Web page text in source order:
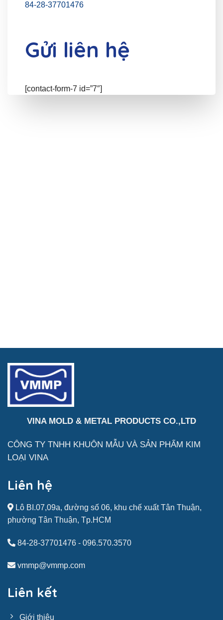
84-28-37701476
Gửi liên hệ
[contact-form-7 id=”7″]
VINA MOLD & METAL PRODUCTS CO.,LTD
CÔNG TY TNHH KHUÔN MẪU VÀ SẢN PHẨM KIM
LOẠI VINA
Liên hệ
Lô BI.07,09a, đường số 06, khu chế xuất Tân Thuận,
phường Tân Thuận, Tp.HCM
84-28-37701476 - 096.570.3570
vmmp@vmmp.com
Liên kết
Giới thiệu